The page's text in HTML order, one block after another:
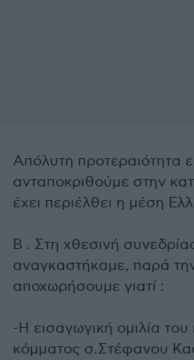
Απόλυτη προτεραιότητα
ανταποκριθούμε στην
έχει περιέλθει η μέση
Β . Στη χθεσινή
αναγκαστήκαμε, παρά
αποχωρήσουμε γιατί :
-Η εισαγωγική ομιλία
κόμματος σ.Στέφανου